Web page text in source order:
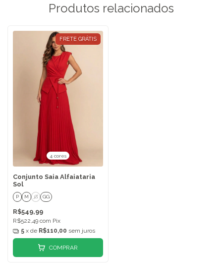
Produtos relacionados
FRETE GRÁTIS
4 cores
Conjunto Saia Alfaiataria
Sol
P M G GG
R$549,99
R$522,49 com Pix
5 x de R$110,00 sem juros
COMPRAR